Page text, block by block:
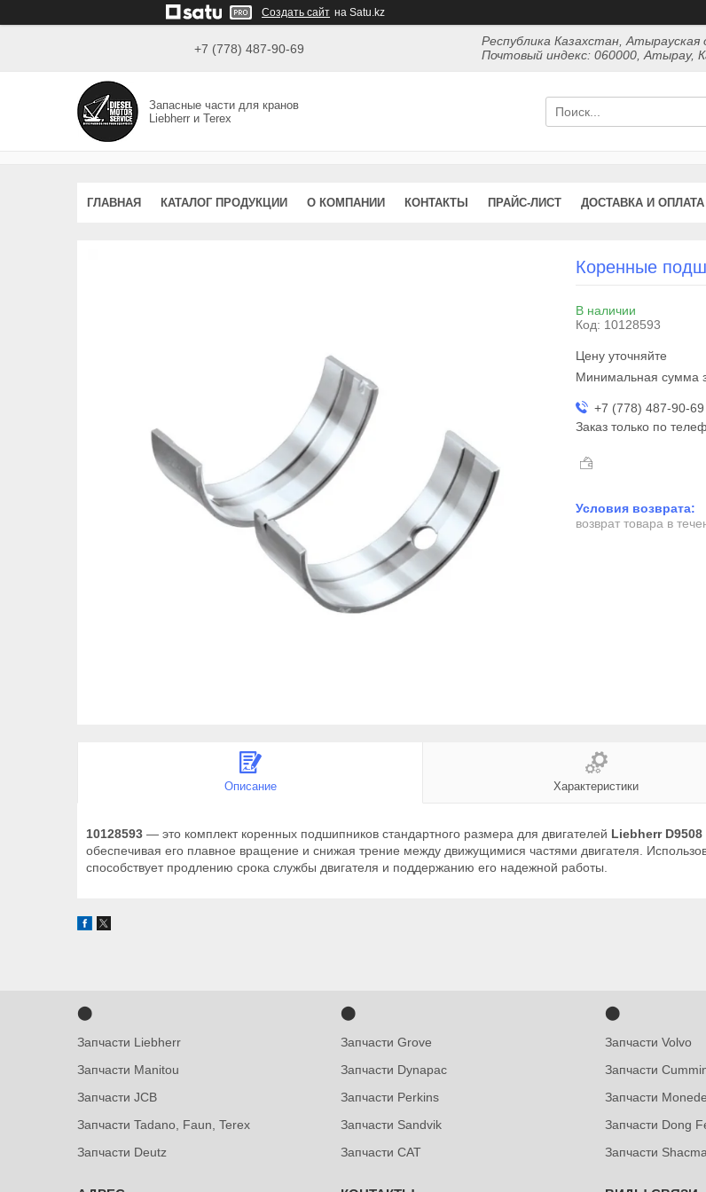
Создать сайт на Satu.kz
+7 (778) 487-90-69
Республика Казахстан,
Почтовый индекс: 060000, Атырау,
Запасные части для кранов
Liebherr и Terex
ГЛАВНАЯ КАТАЛОГ ПРОДУКЦИИ О КОМПАНИИ КОНТАКТЫ ПРАЙС-ЛИСТ ДОСТАВКА И ОПЛАТА
Коренные
В наличии
Код: 10128593
Цену уточняйте
Минимальная сумма
+7 (778) 487-90-69
Заказ только по
возврат товара в
Описание Характеристики
10128593 — это комплект коренных подшипников стандартного размера для двигателей Liebherr D9508
обеспечивая его плавное вращение и снижая трение между движущимися частями двигателя.
способствует продлению срока службы двигателя и поддержанию его надежной работы.
⬤
Запчасти Liebherr
Запчасти Manitou
Запчасти JCB
Запчасти Tadano, Faun, Terex
Запчасти Deutz
⬤
Запчасти Grove
Запчасти Dynapac
Запчасти Perkins
Запчасти Sandvik
Запчасти CAT
⬤
Запчасти Volvo
Запчасти
Запчасти
Запчасти Dong
Запчасти